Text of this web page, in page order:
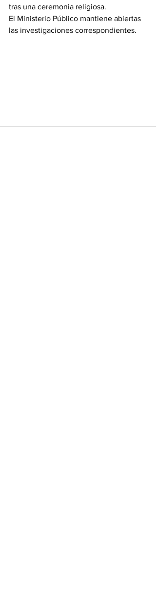
tras una ceremonia religiosa.
El Ministerio Público mantiene abiertas
las investigaciones correspondientes.